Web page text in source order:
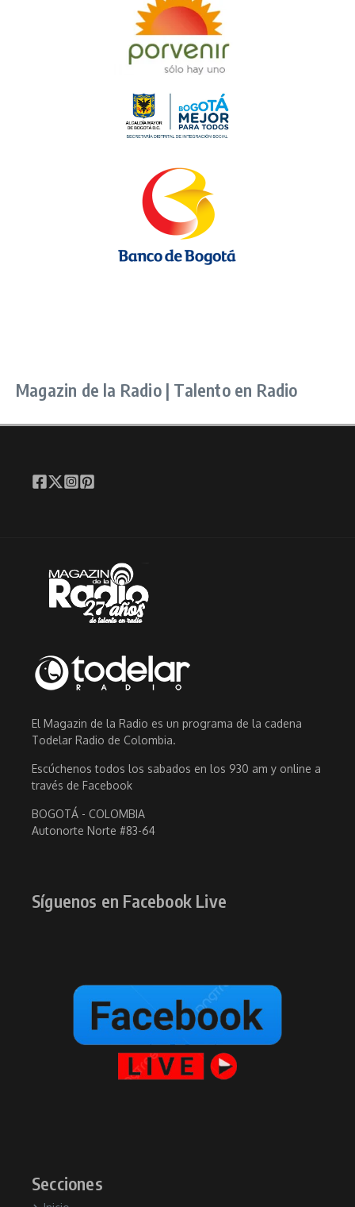
Magazin de la Radio | Talento en Radio
El Magazin de la Radio es un programa de la cadena
Todelar Radio de Colombia.
Escúchenos todos los sabados en los 930 am y online a
través de Facebook
BOGOTÁ - COLOMBIA
Autonorte Norte #83-64
Síguenos en Facebook Live
Secciones